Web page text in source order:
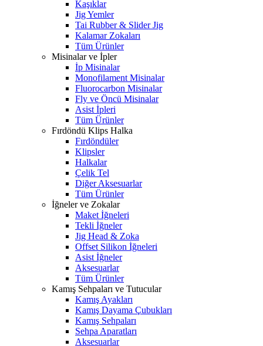
Kaşıklar
Jig Yemler
Tai Rubber & Slider Jig
Kalamar Zokaları
Tüm Ürünler
Misinalar ve İpler
İp Misinalar
Monofilament Misinalar
Fluorocarbon Misinalar
Fly ve Öncü Misinalar
Asist İpleri
Tüm Ürünler
Fırdöndü Klips Halka
Fırdöndüler
Klipsler
Halkalar
Çelik Tel
Diğer Aksesuarlar
Tüm Ürünler
İğneler ve Zokalar
Maket İğneleri
Tekli İğneler
Jig Head & Zoka
Offset Silikon İğneleri
Asist İğneler
Aksesuarlar
Tüm Ürünler
Kamış Sehpaları ve Tutucular
Kamış Ayakları
Kamış Dayama Çubukları
Kamış Sehpaları
Sehpa Aparatları
Aksesuarlar